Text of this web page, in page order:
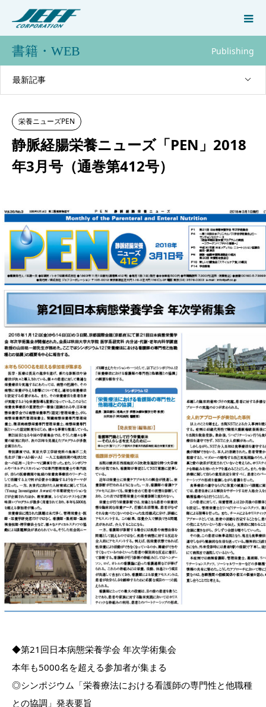
書籍・WEB Publishing
最新記事
栄養ニューズPEN
静脈経腸栄養ニューズ「PEN」2018
年3月号（通巻第412号）
◆第21回日本病態栄養学会 年次学術集会
本年も5000名を超える参加者が集まる
◎シンポジウム「栄養療法における看護師の専門性と他職種
との協調」発表要旨